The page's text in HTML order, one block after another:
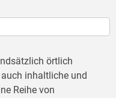
örtlich
inhaltliche und
Reihe von